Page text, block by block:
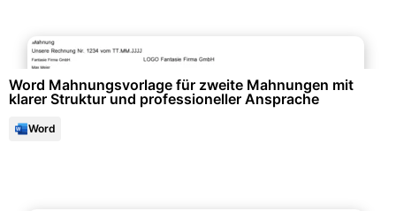
Word Mahnungsvorlage für zweite Mahnungen mit
klarer Struktur und professioneller Ansprache
Word